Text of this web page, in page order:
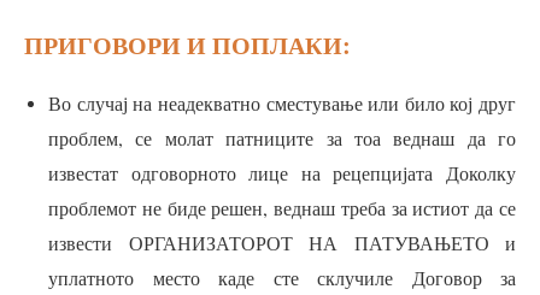
ПРИГОВОРИ И ПОПЛАКИ:
Во случај на неадекватно сместување или било кој друг
проблем, се молат патниците за тоа веднаш да го
известат одговорното лице на рецепцијата Доколку
проблемот не биде решен, веднаш треба за истиот да се
извести ОРГАНИЗАТОРОТ НА ПАТУВАЊЕТО и
уплатното место каде сте склучиле Договор за